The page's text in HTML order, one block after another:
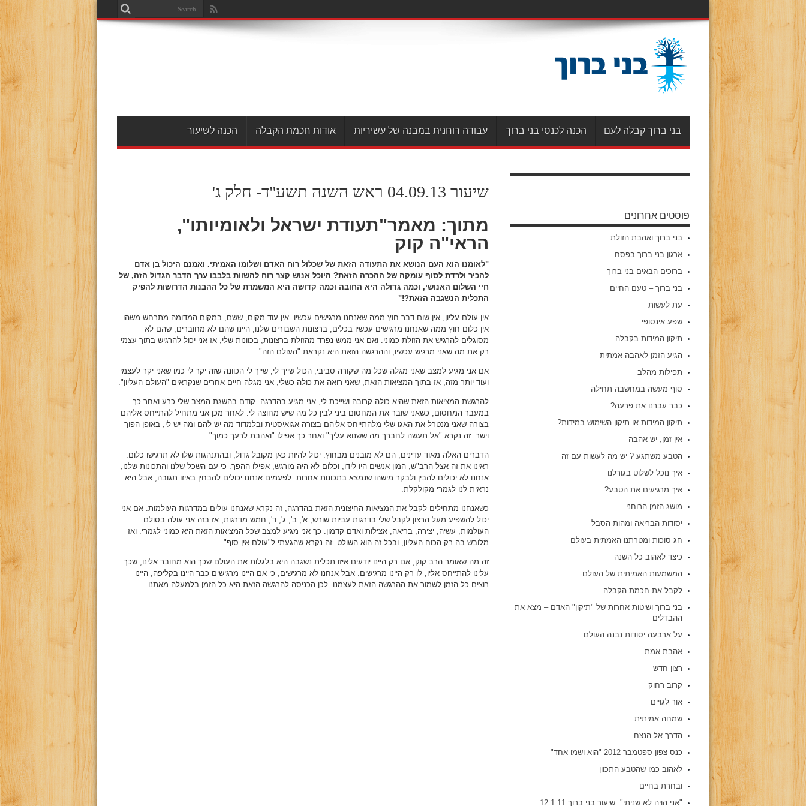
בני ברוך קבלה לעם הכנה לכנסי בני ברוך עבודה רוחנית במבנה של עשיריות אודות חכמת הקבלה הכנה לשיעור
שיעור 04.09.13 ראש השנה תשע"ד- חלק ג'
מתוך: מאמר"תעודת ישראל ולאומיותו",
הראי"ה קוק
"לאומנו הוא העם הנושא את התעודה הזאת של שכלול רוח האדם ושלומו האמיתי. ואמנם היכול בן אדם
להכיר ולרדת לסוף עומקה של ההכרה הזאת? היוכל אנוש קצר רוח להשוות בלבבו ערך הדבר הגדול הזה, של
חיי השלום האנושי, וכמה גדולה היא החובה וכמה קדושה היא המשמרת של כל ההבנות הדרושות להפיק
התכלית הנשגבה הזאת?!"
אין עולם עליון, אין שום דבר חוץ ממה שאנחנו מרגישים עכשיו. אין עוד מקום, ששם, במקום המדומה מתרחש משהו.
אין כלום חוץ ממה שאנחנו מרגישים עכשיו בכלים, ברצונות השבורים שלנו, היינו שהם לא מחוברים, שהם לא
מסוגלים להרגיש את הזולת כמוני. ואם אני ממש נפרד מהזולת ברצונות, בכוונות שלי, אז אני יכול להרגיש בתוך עצמי
רק את מה שאני מרגיש עכשיו, וההרגשה הזאת היא נקראת "העולם הזה".
אם אני מגיע למצב שאני מגלה שכל מה שקורה סביבי, הכול שייך לי, שייך לי הכוונה שזה יקר לי כמו שאני יקר לעצמי
ועוד יותר מזה, אז בתוך המציאות הזאת, שאני רואה את כולה כשלי, אני מגלה חיים אחרים שנקראים "העולם העליון".
להרגשת המציאות הזאת שהיא כולה קרובה ושייכת לי, אני מגיע בהדרגה. קודם בהשגת המצב שלי כרע ואחר כך
במעבר המחסום, כשאני שובר את המחסום ביני לבין כל מה שיש מחוצה לי. לאחר מכן אני מתחיל להתייחס אליהם
בצורה שאני מנטרל את האגו שלי מלהתייחס אליהם בצורה אגואיסטית ובלמדוד מה יש להם ומה יש לי, באופן הפוך
וישר. זה נקרא "אל תעשה לחברך מה ששנוא עליך" ואחר כך אפילו "ואהבת לרעך כמוך".
הדברים האלה מאוד עדינים, הם לא מובנים מבחוץ. יכול להיות כאן מקובל גדול, ובהתנהגות שלו לא תרגישו כלום.
ראינו את זה אצל הרב"ש, המון אנשים היו לידו, וכלום לא היה מורגש, אפילו ההפך. כי עם השכל שלנו והתכונות שלנו,
אנחנו לא יכולים להבין ולבקר מישהו שנמצא בתכונות אחרות. לפעמים אנחנו יכולים להבחין באיזו תגובה, אבל היא
נראית לנו לגמרי מקולקלת.
כשאנחנו מתחילים לקבל את המציאות החיצונית הזאת בהדרגה, זה נקרא שאנחנו עולים במדרגות העולמות. אם אני
יכול להשפיע מעל הרצון לקבל שלי בדרגות עביות שורש, א', ב', ג', ד', חמש מדרגות, אז בזה אני עולה בסולם
העולמות, עשיה, יצירה, בריאה, אצילות ואדם קדמון. כך אני מגיע למצב שכל המציאות הזאת היא כמוני לגמרי. ואז
מלובש בה רק הכוח העליון, ובכל זה הוא השולט. זה נקרא שהגעתי ל"עולם אין סוף".
זה מה שאומר הרב קוק, אם רק היינו יודעים איזו תכלית נשגבה היא בלגלות את העולם שכך הוא מחובר אלינו, שכך
עלינו להתייחס אליו, לו רק היינו מרגישים. אבל אנחנו לא מרגישים, כי אם היינו מרגישים כבר היינו בקליפה, היינו
רוצים כל הזמן לשמור את ההרגשה הזאת לעצמנו. לכן הכניסה להרגשה הזאת היא כל הזמן בלמעלה מאתנו.
פוסטים אחרונים
בני ברוך ואהבת הזולת
ארגון בני ברוך בפסח
ברוכים הבאים בני ברוך
בני ברוך – טעם החיים
עת לעשות
שפע אינסופי
תיקון המידות בקבלה
הגיע הזמן לאהבה אמתית
תפילות מהלב
סוף מעשה במחשבה תחילה
כבר עברנו את פרעה?
תיקון המידות או תיקון השימוש במידות?
אין זמן, יש אהבה
הטבע משתגע ? יש מה לעשות עם זה
איך נוכל לשלוט בגורלנו
איך מרגיעים את הטבע?
מושג הזמן הרוחני
יסודות הבריאה ומהות הסבל
חג סוכות ומטרתנו האמתית בעולם
כיצד לאהוב כל השנה
המשמעות האמיתית של העולם
לקבל את חכמת הקבלה
בני ברוך ושיטות אחרות של "תיקון" האדם – מצא את
ההבדלים
על ארבעה יסודות נבנה העולם
אהבת אמת
רצון חדש
קרוב רחוק
אור לגויים
שמחה אמיתית
הדרך אל הנצח
כנס צפון ספטמבר 2012 "הוא ושמו אחד"
לאהוב כמו שהטבע התכוון
ובחרת בחיים
"אני הויה לא שניתי". שיעור בני ברוך 12.1.11